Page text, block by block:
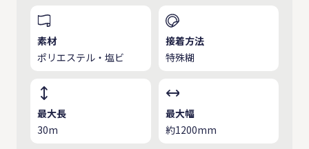
素材
ポリエステル・塩ビ
接着方法
特殊糊
最大長
30m
最大幅
約1200mm